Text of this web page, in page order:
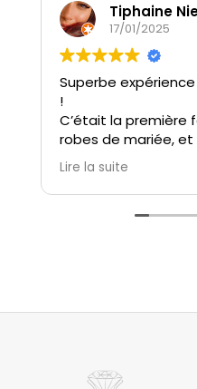
Tiphaine
17/01/2025
Superbe
!
C’était la première
robes de mariée, et
immédiatement
été à l’écoute, très
incroyablement
elles, j’ai vécu un
et l’ambiance de
futures mariées !
Lire la suite